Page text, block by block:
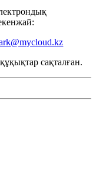
сақталған.